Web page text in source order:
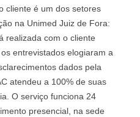
cliente é um dos setores
na Unimed Juiz de Fora:
realizada com o cliente
entrevistados elogiaram a
dados pela
atendeu a 100% de suas
O serviço funciona 24
presencial, na sede